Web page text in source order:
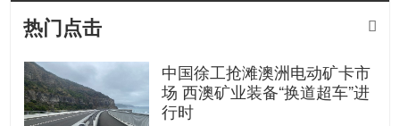
热门点击 
中国徐工抢滩澳洲电动矿卡市
场 西澳矿业装备“换道超车”进
行时